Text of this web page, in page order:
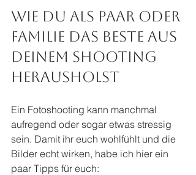
Wie du als Paar oder
Familie das Beste aus
deinem Shooting
herausholst
Ein Fotoshooting kann manchmal
aufregend oder sogar etwas stressig
sein. Damit ihr euch wohlfühlt und die
Bilder echt wirken, habe ich hier ein
paar Tipps für euch: